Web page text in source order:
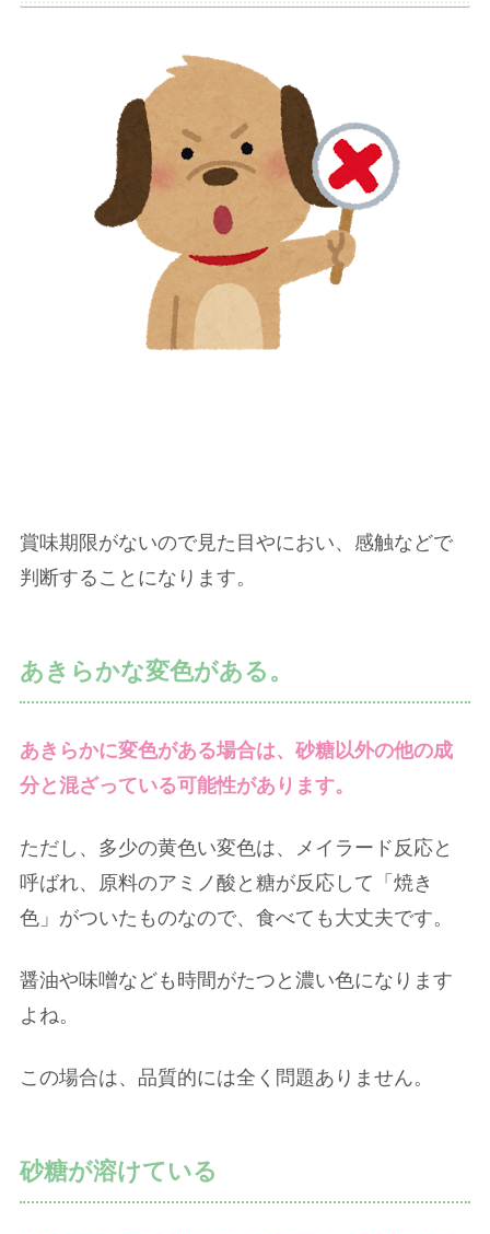
賞味期限がないので見た目やにおい、感触などで
判断することになります。
あきらかな変色がある。
あきらかに変色がある場合は、砂糖以外の他の成
分と混ざっている可能性があります。
ただし、多少の黄色い変色は、メイラード反応と
呼ばれ、原料のアミノ酸と糖が反応して「焼き
色」がついたものなので、食べても大丈夫です。
醤油や味噌なども時間がたつと濃い色になります
よね。
この場合は、品質的には全く問題ありません。
砂糖が溶けている